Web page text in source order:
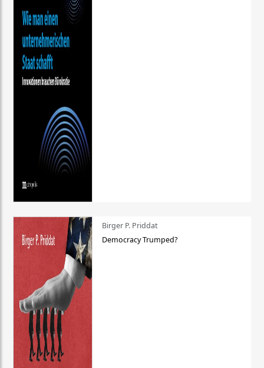
Birger P. Priddat
Democracy Trumped?